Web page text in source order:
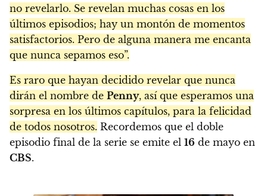
no revelarlo. Se revelan muchas cosas en los
últimos episodios; hay un montón de momentos
satisfactorios. Pero de alguna manera me encanta
que nunca sepamos eso”.
Es raro que hayan decidido revelar que nunca
dirán el nombre de Penny, así que esperamos una
sorpresa en los últimos capítulos, para la felicidad
de todos nosotros. Recordemos que el doble
episodio final de la serie se emite el 16 de mayo en
CBS.